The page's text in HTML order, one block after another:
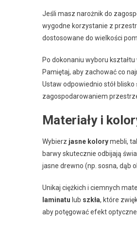
Jeśli masz narożnik do
wygodne korzystanie z
dostosowane do wielkości
Po dokonaniu wyboru
Pamiętaj, aby zachować co
Ustaw odpowiednio stół
zagospodarowaniem
Materiały i
Wybierz jasne kolorymebli,
barwy skutecznie odbijają
jasne drewno (np. sosna, dąb
Unikaj ciężkich i ciemnych
laminatu lub szkła, które
aby potęgować efekt